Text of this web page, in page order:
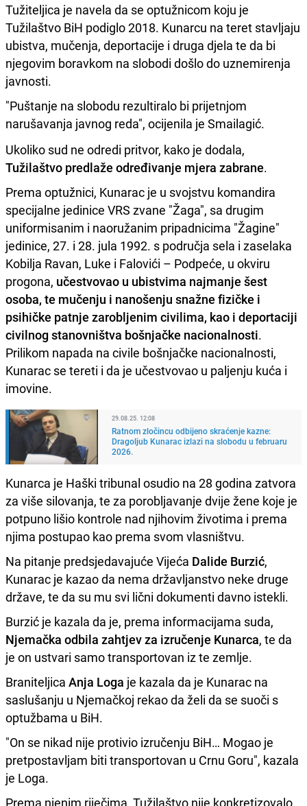
Tužiteljica je navela da se optužnicom koju je
Tužilaštvo BiH podiglo 2018. Kunarcu na teret stavljaju
ubistva, mučenja, deportacije i druga djela te da bi
njegovim boravkom na slobodi došlo do uznemirenja
javnosti.
"Puštanje na slobodu rezultiralo bi prijetnjom
narušavanja javnog reda", ocijenila je Smailagić.
Ukoliko sud ne odredi pritvor, kako je dodala,
Tužilaštvo predlaže određivanje mjera zabrane.
Prema optužnici, Kunarac je u svojstvu komandira
specijalne jedinice VRS zvane "Žaga", sa drugim
uniformisanim i naoružanim pripadnicima "Žagine"
jedinice, 27. i 28. jula 1992. s područja sela i zaselaka
Kobilja Ravan, Luke i Falovići – Podpeće, u okviru
progona, učestvovao u ubistvima najmanje šest
osoba, te mučenju i nanošenju snažne fizičke i
psihičke patnje zarobljenim civilima, kao i deportaciji
civilnog stanovništva bošnjačke nacionalnosti.
Prilikom napada na civile bošnjačke nacionalnosti,
Kunarac se tereti i da je učestvovao u paljenju kuća i
imovine.
29.08.25. 12:08
Ratnom zločincu odbijeno skraćenje kazne:
Dragoljub Kunarac izlazi na slobodu u februaru
2026.
Kunarca je Haški tribunal osudio na 28 godina zatvora
za više silovanja, te za porobljavanje dvije žene koje je
potpuno lišio kontrole nad njihovim životima i prema
njima postupao kao prema svom vlasništvu.
Na pitanje predsjedavajuće Vijeća Dalide Burzić,
Kunarac je kazao da nema državljanstvo neke druge
države, te da su mu svi lični dokumenti davno istekli.
Burzić je kazala da je, prema informacijama suda,
Njemačka odbila zahtjev za izručenje Kunarca, te da
je on ustvari samo transportovan iz te zemlje.
Braniteljica Anja Loga je kazala da je Kunarac na
saslušanju u Njemačkoj rekao da želi da se suoči s
optužbama u BiH.
"On se nikad nije protivio izručenju BiH… Mogao je
pretpostavljam biti transportovan u Crnu Goru", kazala
je Loga.
Prema njenim riječima, Tužilaštvo nije konkretizovalo